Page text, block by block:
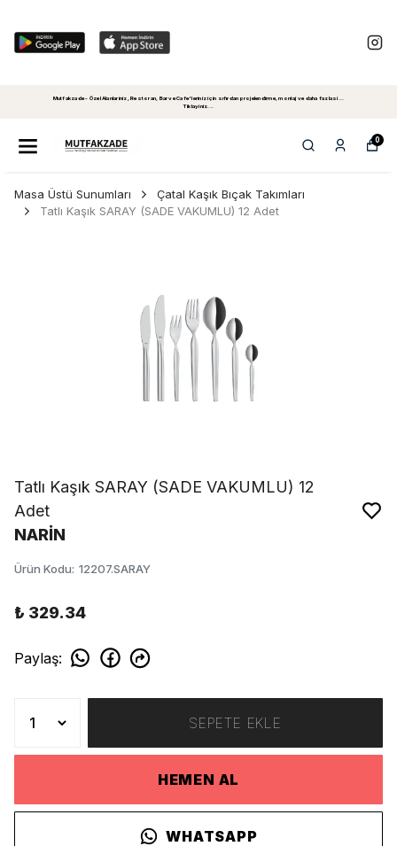
Mutfakzade - Özel Alanlariniz, Restoran, Bar ve Cafe'leriniz için sıfırdan projelendirme, montaj ve daha fazlasi...
Tiklayiniz...
0
Masa Üstü Sunumları
Çatal Kaşık Bıçak Takımları
Tatlı Kaşık SARAY (SADE VAKUMLU) 12 Adet
Tatlı Kaşık SARAY (SADE VAKUMLU) 12
Adet
NARİN
Ürün Kodu: 12207.SARAY
₺ 329.34
Paylaş:
SEPETE EKLE
HEMEN AL
WHATSAPP